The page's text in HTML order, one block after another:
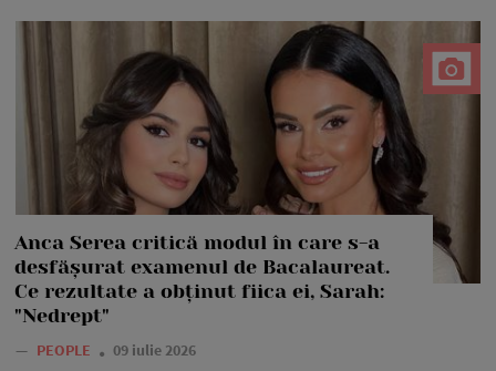
Anca Serea critică modul în care s-a
desfășurat examenul de Bacalaureat.
Ce rezultate a obținut fiica ei, Sarah:
"Nedrept"
— PEOPLE 09 iulie 2026